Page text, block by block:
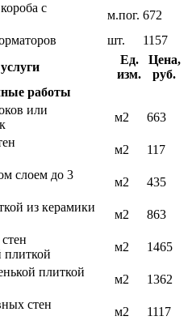
с
м.пог. 672
шт.
1157
Ед.
изм.
Цена,
руб.
работы
или
м2
663
м2
117
слоем до 3
м2
435
из керамики
м2
863
плиткой
м2
1465
плиткой
м2
1362
стен
м2
1117